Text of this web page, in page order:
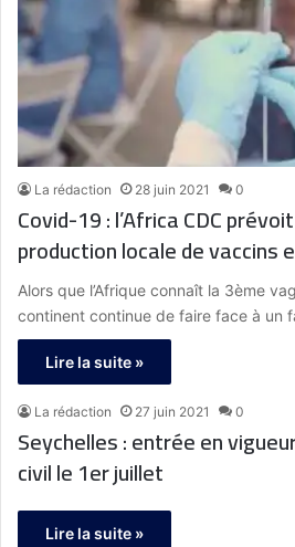
La rédaction 28 juin 2021 0
Covid-19 : l’Africa CDC
production locale de vaccins
Alors que l’Afrique connaît la 3ème
continent continue de faire face à un
Lire la suite »
La rédaction 27 juin 2021 0
Seychelles : entrée en
civil le 1er juillet
Lire la suite »